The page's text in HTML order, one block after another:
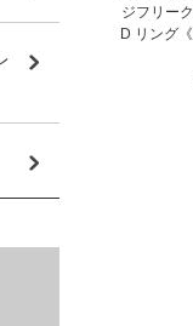
ジフリー
D リング